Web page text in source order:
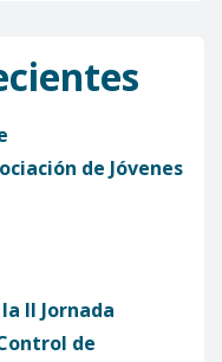
de Jóvenes
II Jornada
de